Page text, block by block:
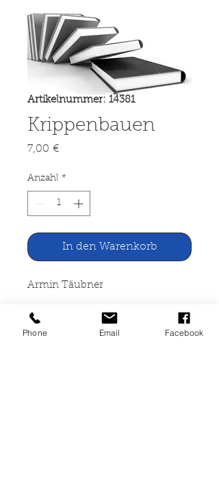
Artikelnummer: 14381
Krippenbauen
7,00 €Preis
Anzahl *
In den Warenkorb
Armin Täubner
Krippenbauen
Phone Email Facebook